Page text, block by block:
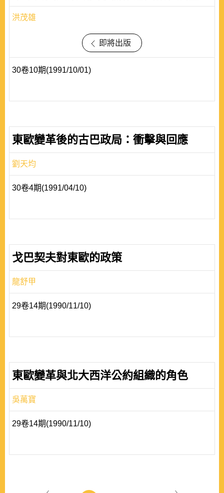
洪茂雄
即將出版
30卷10期(1991/10/01)
東歐變革後的古巴政局：衝擊與回應
劉天均
30卷4期(1991/04/10)
戈巴契夫對東歐的政策
龍舒甲
29卷14期(1990/11/10)
東歐變革與北大西洋公約組織的角色
吳萬寶
29卷14期(1990/11/10)